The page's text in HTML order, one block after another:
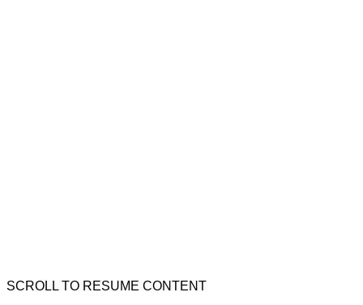
SCROLL TO RESUME CONTENT